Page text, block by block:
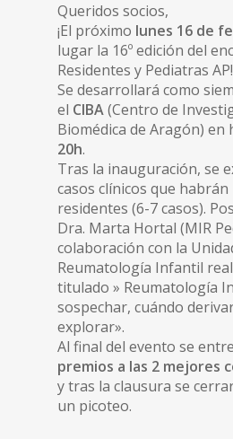
Queridos socios,
¡El próximo lunes 16 de
lugar la 16º edición del
Residentes y Pediatras AP!
Se desarrollará como
el CIBA(Centro de
Biomédica de Aragón) en
20h.
Tras la inauguración, se
casos clínicos que
residentes (6-7 casos).
Dra. Marta Hortal (MIR
colaboración con la
Reumatología Infantil
titulado » Reumatología
sospechar, cuándo
explorar».
Al final del evento se
premios a las 2 mejores
y tras la clausura se
un picoteo.